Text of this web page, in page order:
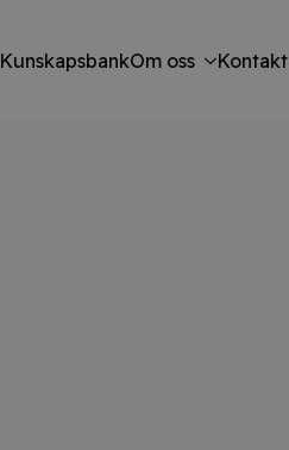
KunskapsbankOm oss Kontakt